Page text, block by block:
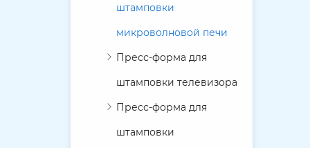
штамповки
микроволновой печи
Пресс-форма для
штамповки телевизора
Пресс-форма для
штамповки